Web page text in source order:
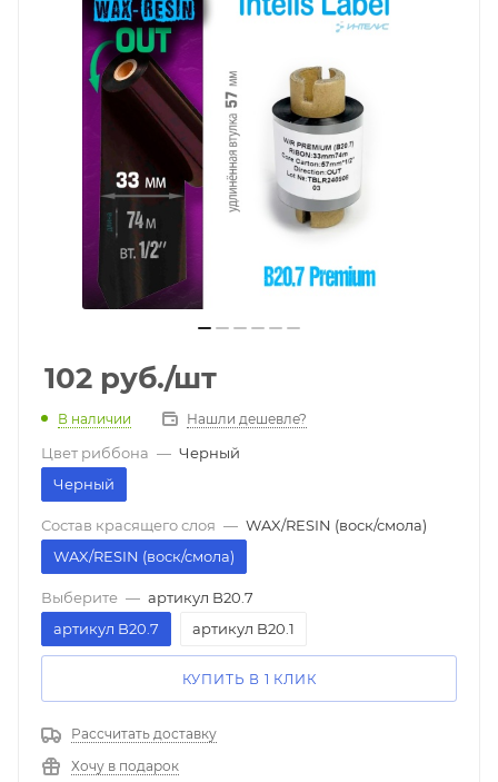
102 руб./шт
В наличии Нашли дешевле?
Цвет риббона — Черный
Черный
Состав красящего слоя — WAX/RESIN (воск/смола)
WAX/RESIN (воск/смола)
Выберите — артикул B20.7
артикул B20.7
артикул B20.1
КУПИТЬ В 1 КЛИК
Рассчитать доставку
Хочу в подарок